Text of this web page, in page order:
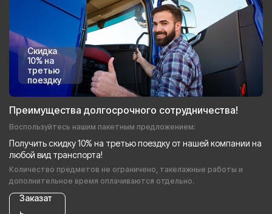
Скидка
10% на
третью
поездку
Преимущества долгосрочного сотрудничества!
Воспользуйтесь нашим пакетным предложением:
Получить скидку 10% на третью поездку от нашей компании на
любой вид транспорта!
Количество предметов не ограничено, такелажные работы и
дополнительное время оплачиваются отдельно.
Заказат